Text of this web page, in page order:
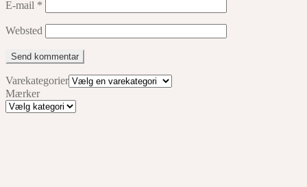
E-mail *
Websted
Varekategorier
Mærker
Mærker